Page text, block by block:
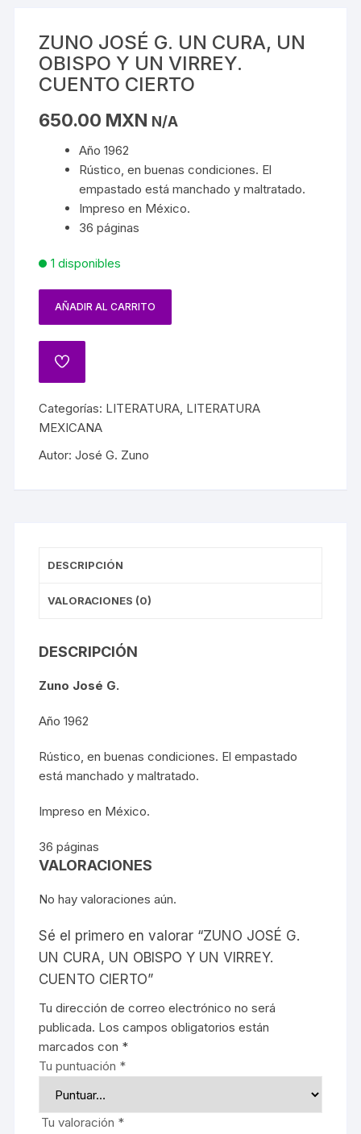
ZUNO JOSÉ G. UN CURA, UN
OBISPO Y UN VIRREY.
CUENTO CIERTO
650.00 MXN N/A
Año 1962
Rústico, en buenas condiciones. El
empastado está manchado y maltratado.
Impreso en México.
36 páginas
1 disponibles
AÑADIR AL CARRITO
Categorías: LITERATURA, LITERATURA
MEXICANA
Autor:José G. Zuno
DESCRIPCIÓN
VALORACIONES (0)
DESCRIPCIÓN
Zuno José G.
Año 1962
Rústico, en buenas condiciones. El empastado
está manchado y maltratado.
Impreso en México.
36 páginas
VALORACIONES
No hay valoraciones aún.
Sé el primero en valorar “ZUNO JOSÉ G.
UN CURA, UN OBISPO Y UN VIRREY.
CUENTO CIERTO”
Tu dirección de correo electrónico no será
publicada. Los campos obligatorios están
marcados con *
Tu puntuación *
Tu valoración *